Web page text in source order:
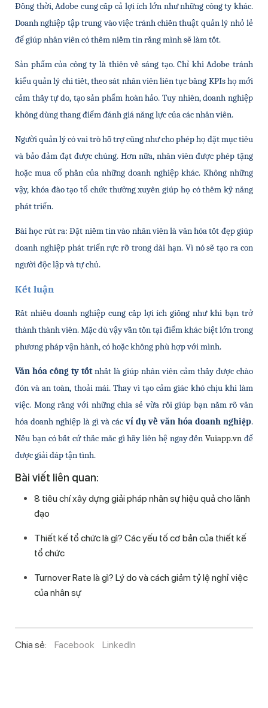
Đồng thời, Adobe cung cấp cả lợi ích lớn như những công ty khác.
Doanh nghiệp tập trung vào việc tránh chiến thuật quản lý nhỏ lẻ
để giúp nhân viên có thêm niềm tin rằng mình sẽ làm tốt.
Sản phẩm của công ty là thiên về sáng tạo. Chỉ khi Adobe tránh
kiểu quản lý chi tiết, theo sát nhân viên liên tục bằng KPIs họ mới
cảm thấy tự do, tạo sản phẩm hoàn hảo. Tuy nhiên, doanh nghiệp
không dùng thang điểm đánh giá năng lực của các nhân viên.
Người quản lý có vai trò hỗ trợ cũng như cho phép họ đặt mục tiêu
và bảo đảm đạt được chúng. Hơn nữa, nhân viên được phép tặng
hoặc mua cổ phần của những doanh nghiệp khác. Không những
vậy, khóa đào tạo tổ chức thường xuyên giúp họ có thêm kỹ năng
phát triển.
Bài học rút ra: Đặt niềm tin vào nhân viên là văn hóa tốt đẹp giúp
doanh nghiệp phát triển rực rỡ trong dài hạn. Vì nó sẽ tạo ra con
người độc lập và tự chủ.
Kết luận
Rất nhiều doanh nghiệp cung cấp lợi ích giống như khi bạn trở
thành thành viên. Mặc dù vậy vẫn tồn tại điểm khác biệt lớn trong
phương pháp vận hành, có hoặc không phù hợp với mình.
Văn hóa công ty tốt nhất là giúp nhân viên cảm thấy được chào
đón và an toàn, thoải mái. Thay vì tạo cảm giác khó chịu khi làm
việc. Mong rằng với những chia sẻ vừa rồi giúp bạn nắm rõ văn
hóa doanh nghiệp là gì và các ví dụ về văn hóa doanh nghiệp.
Nếu bạn có bất cứ thắc mắc gì hãy liên hệ ngay đến Vuiapp.vn để
được giải đáp tận tình.
Bài viết liên quan:
8 tiêu chí xây dựng giải pháp nhân sự hiệu quả cho lãnh
đạo
Thiết kế tổ chức là gì? Các yếu tố cơ bản của thiết kế
tổ chức
Turnover Rate là gì? Lý do và cách giảm tỷ lệ nghỉ việc
của nhân sự
Chia sẻ: Facebook LinkedIn